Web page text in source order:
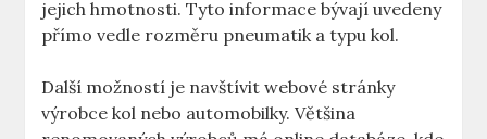
jejich hmotnosti. Tyto informace bývají uvedeny
přímo vedle rozměru pneumatik a typu kol.
Další možností je navštívit webové stránky
výrobce kol nebo automobilky. Většina